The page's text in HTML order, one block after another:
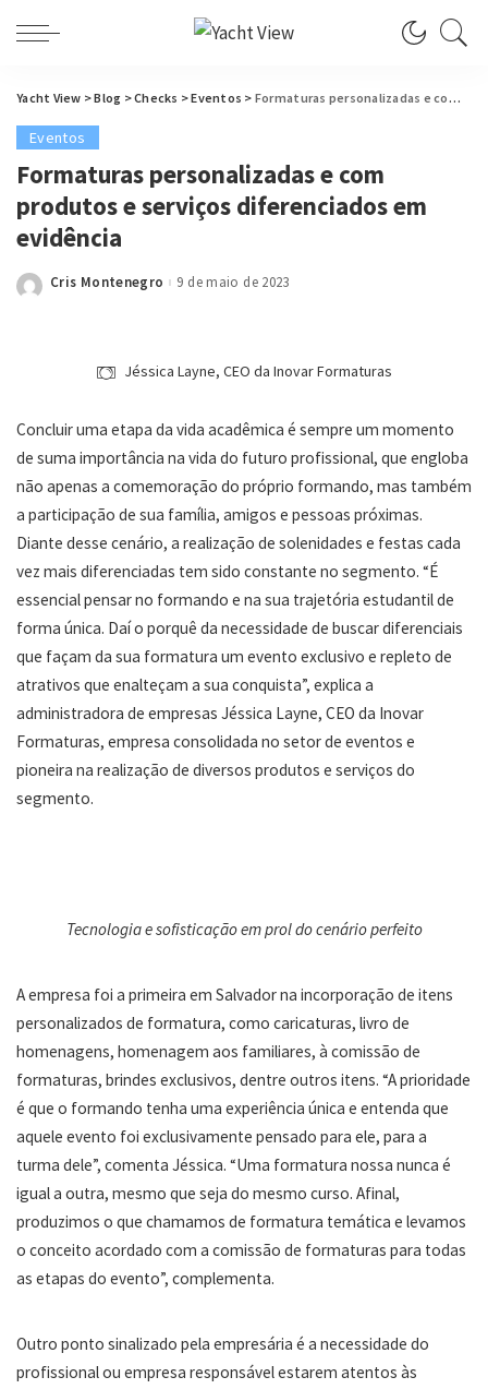
Yacht View >Blog >Checks >Eventos > Formaturas personalizadas e com produtos e serviços diferenciados em evidência
Eventos
Formaturas personalizadas e com
produtos e serviços diferenciados em
evidência
Posted
Cris Montenegro 9 de maio de 2023
Jéssica Layne, CEO da Inovar Formaturas
Concluir uma etapa da vida acadêmica é sempre um momento
de suma importância na vida do futuro profissional, que engloba
não apenas a comemoração do próprio formando, mas também
a participação de sua família, amigos e pessoas próximas.
Diante desse cenário, a realização de solenidades e festas cada
vez mais diferenciadas tem sido constante no segmento. “É
essencial pensar no formando e na sua trajetória estudantil de
forma única. Daí o porquê da necessidade de buscar diferenciais
que façam da sua formatura um evento exclusivo e repleto de
atrativos que enalteçam a sua conquista”, explica a
administradora de empresas Jéssica Layne, CEO da Inovar
Formaturas, empresa consolidada no setor de eventos e
pioneira na realização de diversos produtos e serviços do
segmento.
Tecnologia e sofisticação em prol do cenário perfeito
A empresa foi a primeira em Salvador na incorporação de itens
personalizados de formatura, como caricaturas, livro de
homenagens, homenagem aos familiares, à comissão de
formaturas, brindes exclusivos, dentre outros itens. “A prioridade
é que o formando tenha uma experiência única e entenda que
aquele evento foi exclusivamente pensado para ele, para a
turma dele”, comenta Jéssica. “Uma formatura nossa nunca é
igual a outra, mesmo que seja do mesmo curso. Afinal,
produzimos o que chamamos de formatura temática e levamos
o conceito acordado com a comissão de formaturas para todas
as etapas do evento”, complementa.
Outro ponto sinalizado pela empresária é a necessidade do
profissional ou empresa responsável estarem atentos às